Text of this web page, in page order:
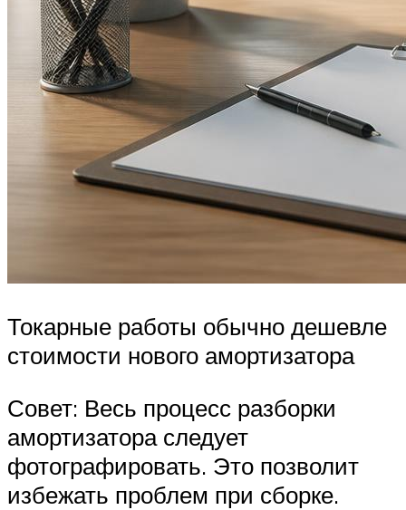
Токарные работы обычно дешевле
стоимости нового амортизатора
Совет: Весь процесс разборки
амортизатора следует
фотографировать. Это позволит
избежать проблем при сборке.